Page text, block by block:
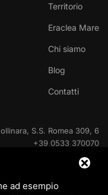
ad esempio
Territorio
Eraclea Mare
Chi siamo
Blog
Contatti
S.S. Romea 309, 6
+39 0533 370070
Viale delle Nazioni Unite, 95
+39 0533 370070